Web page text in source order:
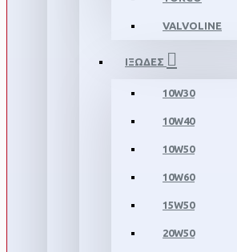
VALVOLINE
ΙΞΩΔΕΣ
10W30
10W40
10W50
10W60
15W50
20W50